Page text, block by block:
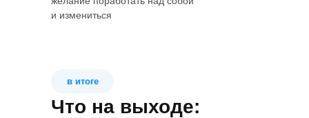
и измениться
Что на выходе:
в итоге